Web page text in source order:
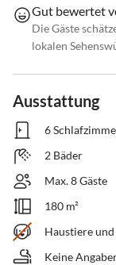
Gut bewertet
Die Gäste
lokalen
Ausstattung
6
2 Bäder
Max. 8 Gäste
180 m²
Haustiere
Keine